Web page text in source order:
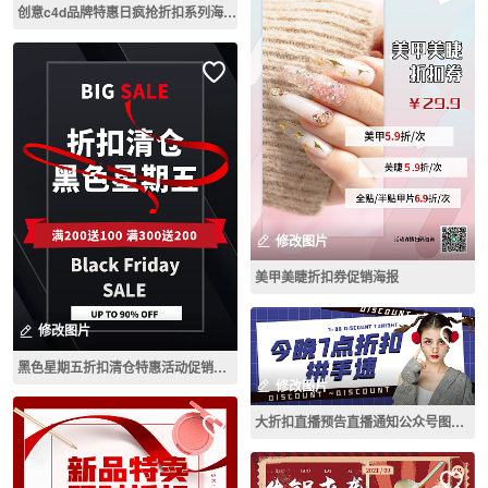
创意c4d品牌特惠日疯抢折扣系列海报3
修改图片
黑色星期五折扣清仓特惠活动促销主图
修改图片
美甲美睫折扣券促销海报
修改图片
大折扣直播预告直播通知公众号图设计